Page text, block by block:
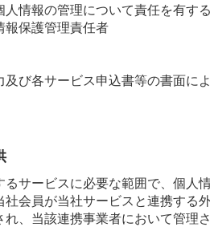
人情報の管理について責任を有す
報保護管理責任者
及び各サービス申込書等の書面に
るサービスに必要な範囲で、個人
社会員が当社サービスと連携する
、当該連携事業者において管理さ